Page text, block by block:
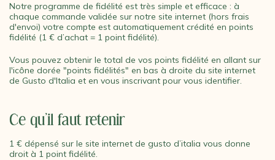
Notre programme de fidélité est très simple et efficace : à
chaque commande validée sur notre site internet (hors frais
d'envoi) votre compte est automatiquement crédité en points
fidélité (1 € d’achat = 1 point fidélité).
Vous pouvez obtenir le total de vos points fidélité en allant sur
l'icône dorée "points fidélités" en bas à droite du site internet
de Gusto d'Italia et en vous inscrivant pour vous identifier.
Ce qu’il faut retenir
1 € dépensé sur le site internet de gusto d’italia vous donne
droit à 1 point fidélité.